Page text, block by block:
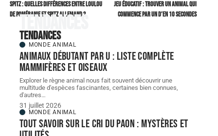
Spitz : quelles différences entre loulou
de Poméranie et spitz allemand ?
Jeu éducatif : trouver un animal qui
commence par un D’en 10 secondes
Tendances
Tendances
MONDE ANIMAL
Animaux débutant par U : liste complète
mammifères et oiseaux
Explorer le règne animal nous fait souvent découvrir une
multitude d'espèces fascinantes, certaines bien connues,
d'autres…
31 juillet 2026
MONDE ANIMAL
Tout savoir sur le cri du paon : mystères et